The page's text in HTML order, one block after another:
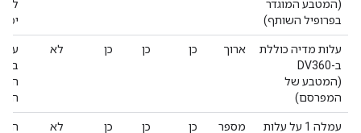
(המטבע המוגדר
בפרופיל השותף)
עלות מדיה כוללת
ב-DV360
(המטבע של
המפרסם)
ארוך כן כן כן לא
עמלה 1 על עלות מספר כן כן כן לא